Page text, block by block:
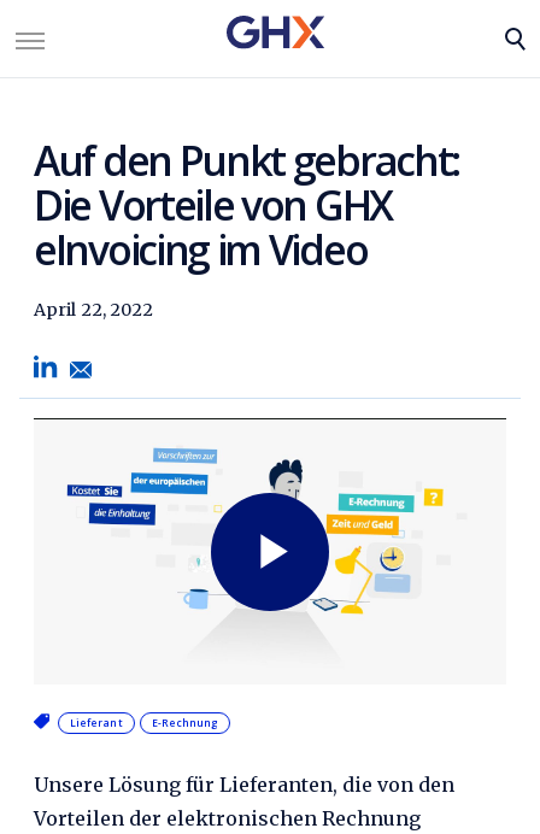
Auf den Punkt gebracht:
Die Vorteile von GHX
eInvoicing im Video
April 22, 2022
Video
Lieferant E-Rechnung
Unsere Lösung für Lieferanten, die von den
Vorteilen der elektronischen Rechnung